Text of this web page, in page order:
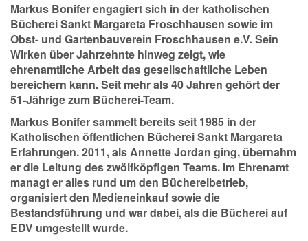
Markus Bonifer engagiert sich in der katholischen
Bücherei Sankt Margareta Froschhausen sowie im
Obst- und Gartenbauverein Froschhausen e.V. Sein
Wirken über Jahrzehnte hinweg zeigt, wie
ehrenamtliche Arbeit das gesellschaftliche Leben
bereichern kann. Seit mehr als 40 Jahren gehört der
51-Jährige zum Bücherei-Team.
Markus Bonifer sammelt bereits seit 1985 in der
Katholischen öffentlichen Bücherei Sankt Margareta
Erfahrungen. 2011, als Annette Jordan ging, übernahm
er die Leitung des zwölfköpfigen Teams. Im Ehrenamt
managt er alles rund um den Büchereibetrieb,
organisiert den Medieneinkauf sowie die
Bestandsführung und war dabei, als die Bücherei auf
EDV umgestellt wurde.